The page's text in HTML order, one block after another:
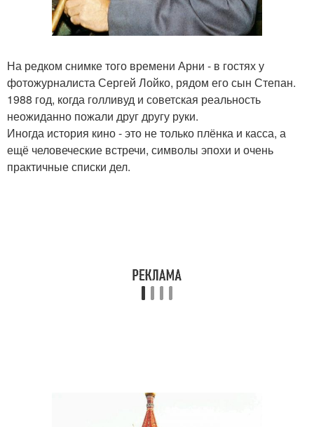
На редком снимке того времени Арни - в гостях у
фотожурналиста Сергей Лойко, рядом его сын Степан.
1988 год, когда голливуд и советская реальность
неожиданно пожали друг другу руки.
Иногда история кино - это не только плёнка и касса, а
ещё человеческие встречи, символы эпохи и очень
практичные списки дел.